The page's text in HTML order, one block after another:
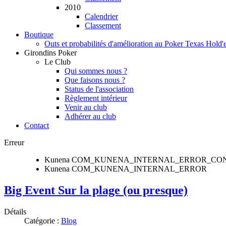
2010
Calendrier
Classement
Boutique
Outs et probabilités d'amélioration au Poker Texas
Girondins Poker
Le Club
Qui sommes nous ?
Que faisons nous ?
Status de l'association
Règlement intérieur
Venir au club
Adhérer au club
Contact
Erreur
Kunena
Kunena COM_KUNENA_INTERNAL_ERROR
Big Event Sur la plage (ou presque)
Détails
Catégorie : Blog